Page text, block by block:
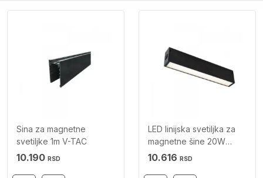
Sina za magnetne
svetiljke 1m V-TAC
10.190 RSD
LED linijska svetiljka za
magnetne šine 20W
3000K V-TAC
10.616 RSD